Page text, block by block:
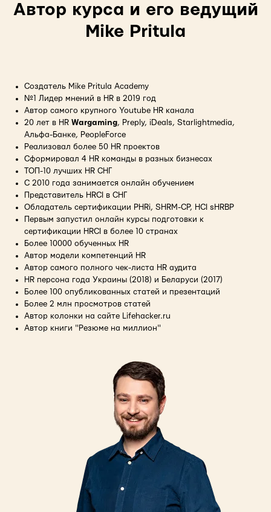
Автор курса и его ведущий
Mike Pritula
Создатель Mike Pritula Academy
№1 Лидер мнений в HR в 2019 год
Автор самого крупного Youtube HR канала
20 лет в HR Wargaming, Preply, iDeals, Starlightmedia,
Альфа-Банке, PeopleForce
Реализовал более 50 HR проектов
Сформировал 4 HR команды в разных бизнесах
ТОП-10 лучших HR СНГ
С 2010 года занимается онлайн обучением
Представитель HRCI в СНГ
Обладатель сертификации PHRi, SHRM-CP, HCI sHRBP
Первым запустил онлайн курсы подготовки к
сертификации HRCI в более 10 странах
Более 10000 обученных HR
Автор модели компетенций HR
Автор самого полного чек-листа HR аудита
HR персона года Украины (2018) и Беларуси (2017)
Более 100 опубликованных статей и презентаций
Более 2 млн просмотров статей
Автор колонки на сайте Lifehacker.ru
Автор книги "Резюме на миллион"